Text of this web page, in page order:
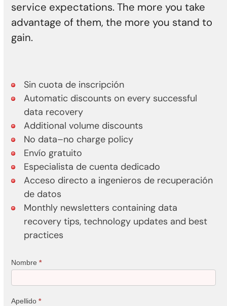
service expectations. The more you take
advantage of them, the more you stand to
gain.
Sin cuota de inscripción
Automatic discounts on every successful
data recovery
Additional volume discounts
No data–no charge policy
Envío gratuito
Especialista de cuenta dedicado
Acceso directo a ingenieros de recuperación
de datos
Monthly newsletters containing data
recovery tips, technology updates and best
practices
Nombre*
Apellido*